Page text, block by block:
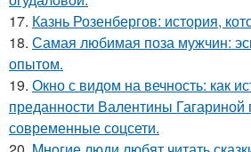
17. Казнь Розенбергов: история,
18. Самая любимая поза мужчин:
опытом.
19. Окно с видом на вечность: как
преданности Валентины Гагариной
современные соцсети.